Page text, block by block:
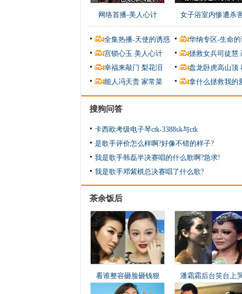
网络首播-美人心计 女子浴室内惨遭杀
全集热播-天使的诱惑
华纳专区-生命
宫锁心玉 美人心计 拯救女兵司徒慧
幸福来敲门 梨花泪 盘龙卧虎高山顶
能人冯天贵 家常菜 拿什么拯救我的
搜狗问答
卡西欧考级电子琴ctk-3388sk与ctk
是歌手评价怎么样啊?好像不错的样子?
我是歌手韩磊半决赛唱的什么歌啊?急求!
我是歌手邓紫棋总决赛唱了什么歌?
茶余饭后
看谁整容砸脸砸钱狠 潘霜霜后台笑台上